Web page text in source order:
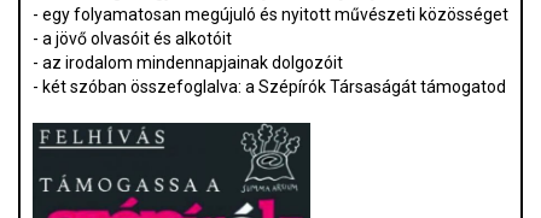
- egy folyamatosan megújuló és nyitott művészeti közösséget
- a jövő olvasóit és alkotóit
- az irodalom mindennapjainak dolgozóit
- két szóban összefoglalva: a Szépírók Társaságát támogatod